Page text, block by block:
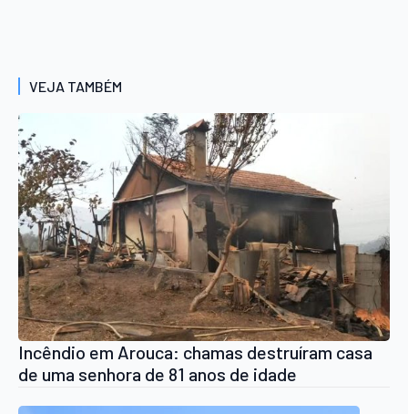
VEJA TAMBÉM
Incêndio em Arouca: chamas destruíram casa
de uma senhora de 81 anos de idade